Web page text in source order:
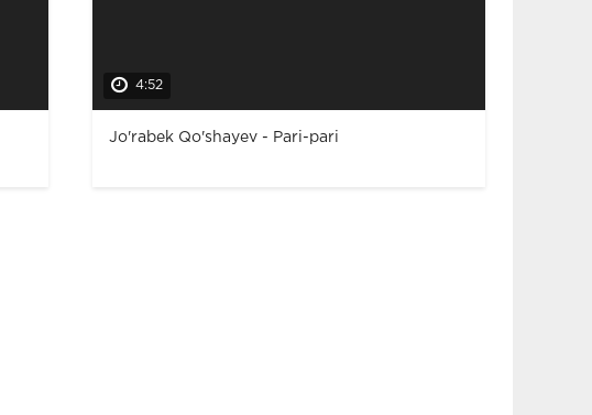
4:52
Jo'rabek Qo'shayev - Pari-pari